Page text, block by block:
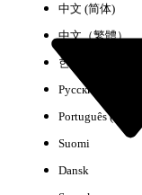
中文 (简体)
中文（繁體）
한국어
Русский
Português (Brasil)
Suomi
Dansk